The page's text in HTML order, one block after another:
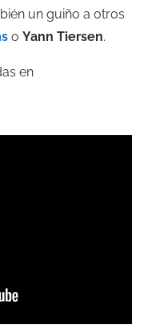
un guiño a otros
o Yann Tiersen.
en